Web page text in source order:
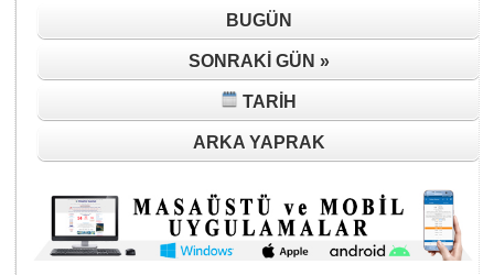
BUGÜN
SONRAKI GÜN »
TARIH
ARKA YAPRAK